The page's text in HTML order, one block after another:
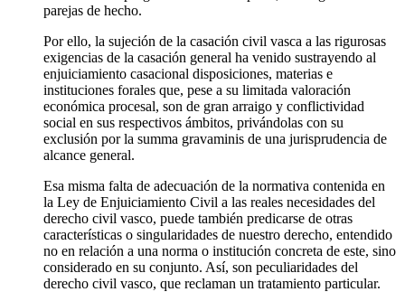
parejas de hecho.
Por ello, la sujeción de la casación civil vasca a las rigurosas
exigencias de la casación general ha venido sustrayendo al
enjuiciamiento casacional disposiciones, materias e
instituciones forales que, pese a su limitada valoración
económica procesal, son de gran arraigo y conflictividad
social en sus respectivos ámbitos, privándolas con su
exclusión por la summa gravaminis de una jurisprudencia de
alcance general.
Esa misma falta de adecuación de la normativa contenida en
la Ley de Enjuiciamiento Civil a las reales necesidades del
derecho civil vasco, puede también predicarse de otras
características o singularidades de nuestro derecho, entendido
no en relación a una norma o institución concreta de este, sino
considerado en su conjunto. Así, son peculiaridades del
derecho civil vasco, que reclaman un tratamiento particular.